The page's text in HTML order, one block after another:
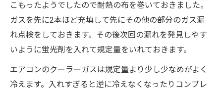
こもったようでしたので耐熱の布を巻いておきました。
ガスを先に2本ほど充填して先にその他の部分のガス漏
れ点検をしておきます。その後次回の漏れを発見しやす
いように蛍光剤を入れて規定量をいれておきます。
エアコンのクーラーガスは規定量より少し少なめがよく
冷えます。入れすぎると逆に冷えなくなったりコンプレ